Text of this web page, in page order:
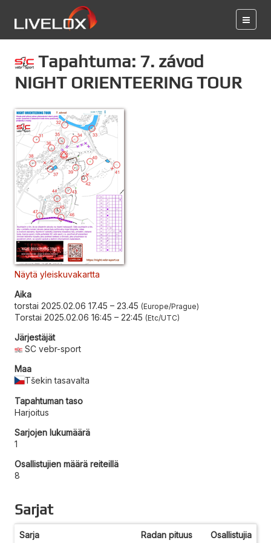
Tapahtuma: 7. závod
NIGHT ORIENTEERING TOUR
Näytä yleiskuvakartta
Aika
torstai 2025.02.06 17.45 – 23.45 Europe/Prague
Torstai 2025.02.06 16:45 – 22:45 Etc/UTC
Järjestäjät
SC vebr-sport
Maa
Tšekin tasavalta
Tapahtuman taso
Harjoitus
Sarjojen lukumäärä
1
Osallistujien määrä reiteillä
8
Sarjat
Sarja Radan pituus Osallistujia